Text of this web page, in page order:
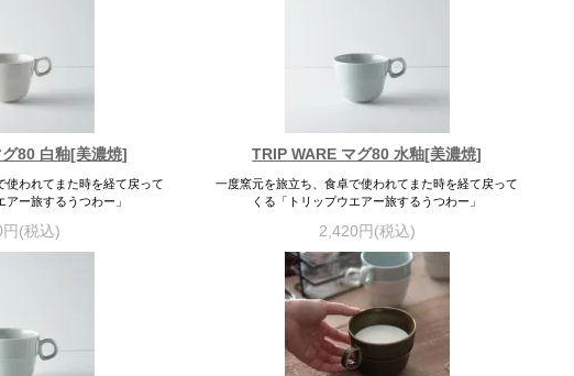
80 白釉[美濃焼]
使われてまた時を経て戻って
アー旅するうつわー」
(税込)
TRIP WARE マグ80 水釉[美濃焼]
一度窯元を旅立ち、食卓で使われてまた時を経て戻って
くる「トリップウエアー旅するうつわー」
2,420円(税込)